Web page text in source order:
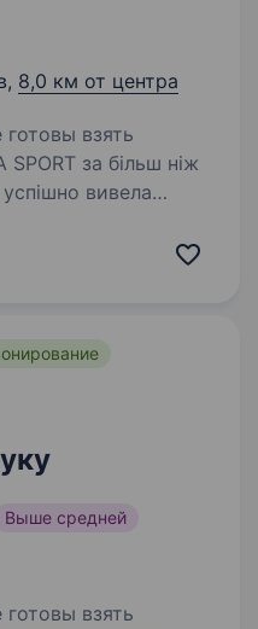
8,0 км от центра
взять
вивела
Сьогодні в нашому
Выше средней
взять